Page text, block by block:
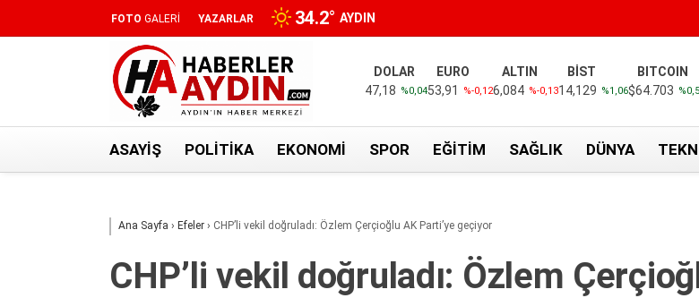
FOTO GALERİ YAZARLAR 34.2° AYDIN
DOLAR
47,18 %0,04
EURO
53,91
%-0,12
ALTIN
6,084 %-0,13
BİST
14,129 %1,06
BITCOIN
$64.703
ASAYIŞ POLITIKA EKONOMI SPOR EĞITIM SAĞLIK DÜNYA
Ana Sayfa › Efeler › CHP’li vekil doğruladı: Özlem Çerçioğlu AK Parti’ye geçiyor
CHP’li vekil doğruladı: Özlem